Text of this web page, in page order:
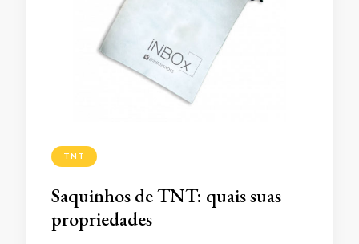
TNT
Saquinhos de TNT: quais suas
propriedades